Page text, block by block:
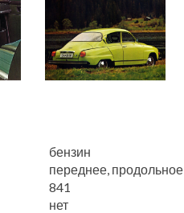
бензин
переднее, продольное
841
нет